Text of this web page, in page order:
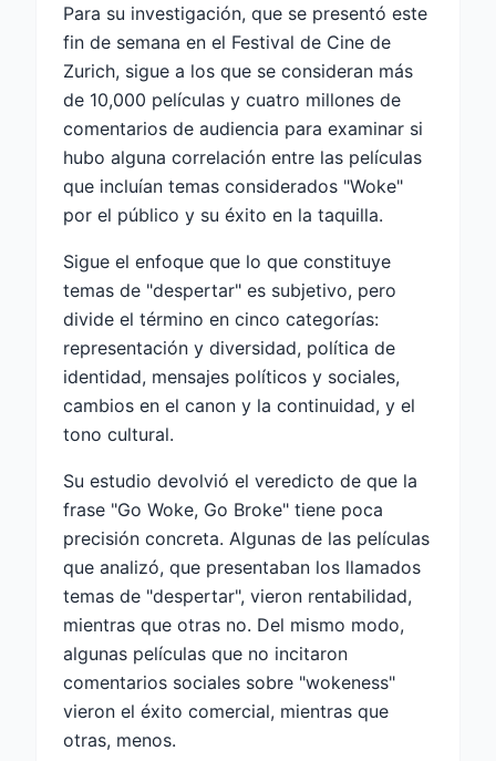
Para su investigación, que se presentó este
fin de semana en el Festival de Cine de
Zurich, sigue a los que se consideran más
de 10,000 películas y cuatro millones de
comentarios de audiencia para examinar si
hubo alguna correlación entre las películas
que incluían temas considerados "Woke"
por el público y su éxito en la taquilla.
Sigue el enfoque que lo que constituye
temas de "despertar" es subjetivo, pero
divide el término en cinco categorías:
representación y diversidad, política de
identidad, mensajes políticos y sociales,
cambios en el canon y la continuidad, y el
tono cultural.
Su estudio devolvió el veredicto de que la
frase "Go Woke, Go Broke" tiene poca
precisión concreta. Algunas de las películas
que analizó, que presentaban los llamados
temas de "despertar", vieron rentabilidad,
mientras que otras no. Del mismo modo,
algunas películas que no incitaron
comentarios sociales sobre "wokeness"
vieron el éxito comercial, mientras que
otras, menos.